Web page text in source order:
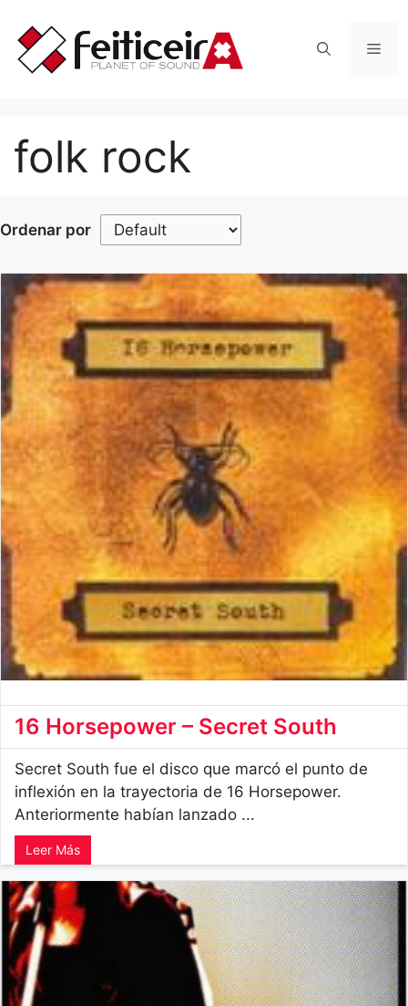
contenido
folk rock
Ordenar por
16 Horsepower – Secret South
Secret South fue el disco que marcó el punto de
inflexión en la trayectoria de 16 Horsepower.
Anteriormente habían lanzado ...
Leer Más